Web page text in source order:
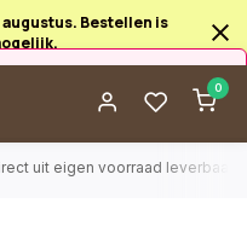
augustus. Bestellen is
0
uit eigen voorraad leverbaar